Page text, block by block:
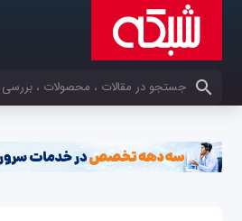
کلمات کلیدی خود را وارد کنید